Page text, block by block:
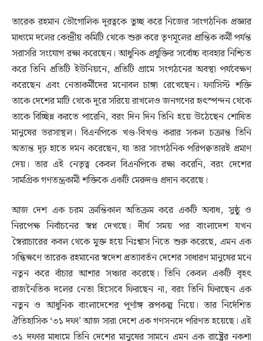
তারেক রহমান ভৌগোলিক দূরত্বকে তুচ্ছ করে নিজের সাংগঠনিক প্রজ্ঞার
মাধ্যমে দলের কেন্দ্রীয় কমিটি থেকে শুরু করে তৃণমূলের প্রান্তিক কর্মী পর্যন্ত
সরাসরি সংযোগ রক্ষা করেছেন। আধুনিক প্রযুক্তির সর্বোচ্চ ব্যবহার নিশ্চিত
করে তিনি প্রতিটি ইউনিয়নে, প্রতিটি গ্রামে সংগঠনের অবস্থা পর্যবেক্ষণ
করেছেন এবং নেতাকর্মীদের মনোবল চাঙ্গা রেখেছেন। ফ্যাসিস্ট শক্তি
তাকে দেশের মাটি থেকে দূরে সরিয়ে রাখলেও জনগণের হৃৎস্পন্দন থেকে
তাকে বিচ্ছিন্ন করতে পারেনি, বরং দিন দিন তিনি হয়ে উঠেছেন শোষিত
মানুষের ভরসাস্থল। বিএনপিকে খণ্ড-বিখণ্ড করার সকল চক্রান্ত তিনি
অত্যন্ত দৃঢ় হাতে দমন করেছেন, যা তার সাংগঠনিক পরিপক্বতারই প্রমাণ
দেয়। তার এই নেতৃত্ব কেবল বিএনপিকে রক্ষা করেনি, বরং দেশের
সামগ্রিক গণতন্ত্রকামী শক্তিকে একটি মেরুদণ্ড প্রদান করেছে।
আজ দেশ এক চরম ক্রান্তিকাল অতিক্রম করে একটি অবাধ, সুষ্ঠু ও
নিরপেক্ষ নির্বাচনের স্বপ্ন দেখছে। দীর্ঘ সময় পর বাংলাদেশ যখন
স্বৈরাচারের কবল থেকে মুক্ত হয়ে নিঃশ্বাস নিতে শুরু করেছে, এমন এক
সন্ধিক্ষণে তারেক রহমানের স্বদেশ প্রত্যাবর্তন দেশের সাধারণ মানুষের মনে
নতুন করে বাঁচার আশার সঞ্চার করেছে। তিনি কেবল একটি বৃহৎ
রাজনৈতিক দলের নেতা হিসেবে ফিরছেন না, বরং তিনি ফিরছেন এক
নতুন ও আধুনিক বাংলাদেশের পূর্ণাঙ্গ রূপকল্প নিয়ে। তার নির্দেশিত
ঐতিহাসিক ‘৩১ দফা’ আজ সারা দেশে এক গণসনদে পরিণত হয়েছে। এই
৩১ দফার মাধ্যমে তিনি দেশের মানুষের সামনে এমন এক রাষ্ট্রের নকশা